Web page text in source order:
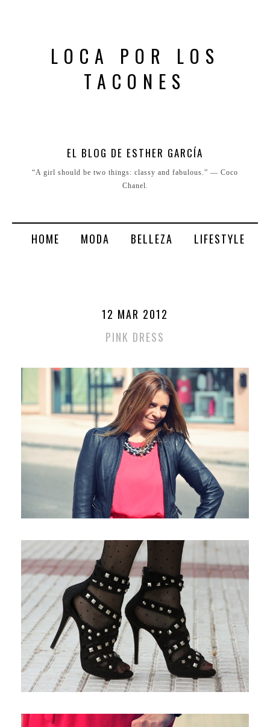
LOCA POR LOS
TACONES
EL BLOG DE ESTHER GARCÍA
“A girl should be two things: classy and fabulous.” ― Coco
Chanel.
HOME MODA BELLEZA LIFESTYLE
12 MAR 2012
PINK DRESS